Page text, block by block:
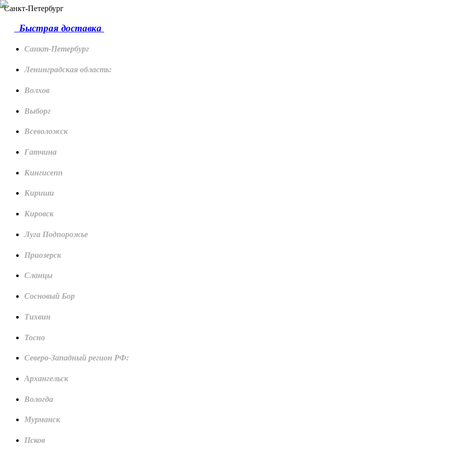
Санкт-Петербург
Быстрая доставка
Санкт-Петербург
Ленинградская область:
Волхов
Выборг
Всеволожск
Гатчина
Кингисепп
Кириши
Кировск
Луга Подпорожье
Приозерск
Сланцы
Сосновый Бор
Тихвин
Тосно
Северо-Западный регион РФ:
Архангельск
Вологда
Мурманск
Псков